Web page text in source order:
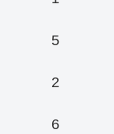
5
2
6